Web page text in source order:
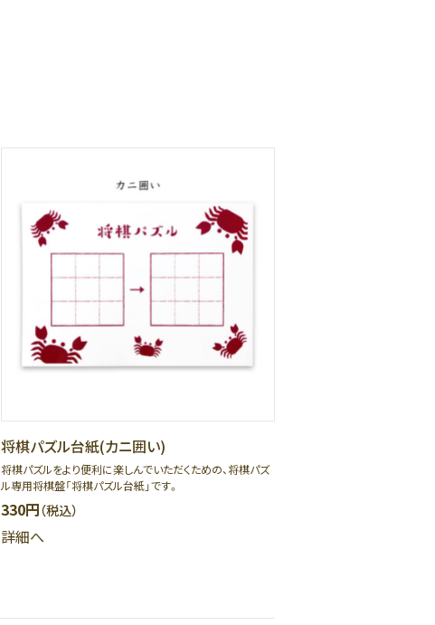
将棋パズル台紙(カニ囲い)
将棋パズルをより便利に楽しんでいただくための、将棋パズ
ル専用将棋盤「将棋パズル台紙」です。
330円（税込）
詳細へ